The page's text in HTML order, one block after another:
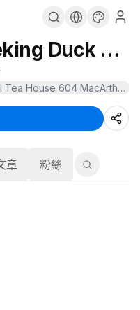
Special Peking Duck $28.8
章 粉絲